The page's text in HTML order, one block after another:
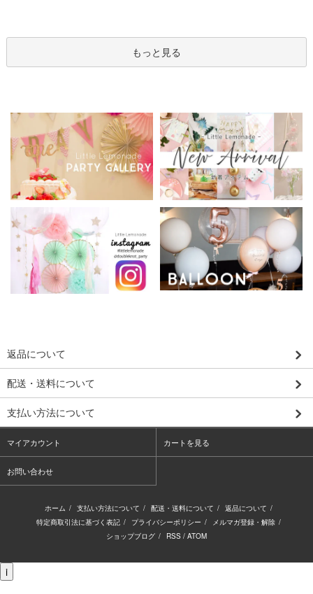
もっと見る
返品について
配送・送料について
支払い方法について
マイアカウント カートを見る
お問い合わせ
ホーム / 支払い方法について / 配送・送料について / 返品について /
特定商取引法に基づく表記 / プライバシーポリシー / メルマガ登録・解除 /
ショップブログ / RSS / ATOM
i